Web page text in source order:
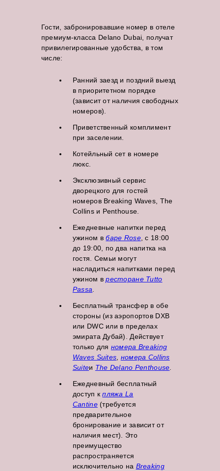
Гости, забронировавшие номер в отеле
премиум-класса Delano Dubai, получат
привилегированные удобства, в том
числе:
Ранний заезд и поздний выезд
в приоритетном порядке
(зависит от наличия свободных
номеров).
Приветственный комплимент
при заселении.
Котейльный сет в номере
люкс.
Эксклюзивный сервис
дворецкого для гостей
номеров Breaking Waves, The
Collins и Penthouse.
Ежедневные напитки перед
ужином вбаре Rose, с 18:00
до 19:00, по два напитка на
гостя. Семьи могут
насладиться напитками перед
ужином вресторане Tutto
Passa
Бесплатный трансфер в обе
стороны (из аэропортов DXB
или DWC или в пределах
эмирата Дубай). Действует
только для номера Breaking
Waves Suites номера Collins
Suiteи The Delano Penthouse
Ежедневный бесплатный
доступ кпляжа La
Cantine(требуется
предварительное
бронирование и зависит от
наличия мест). Это
преимущество
распространяется
исключительно на Breaking